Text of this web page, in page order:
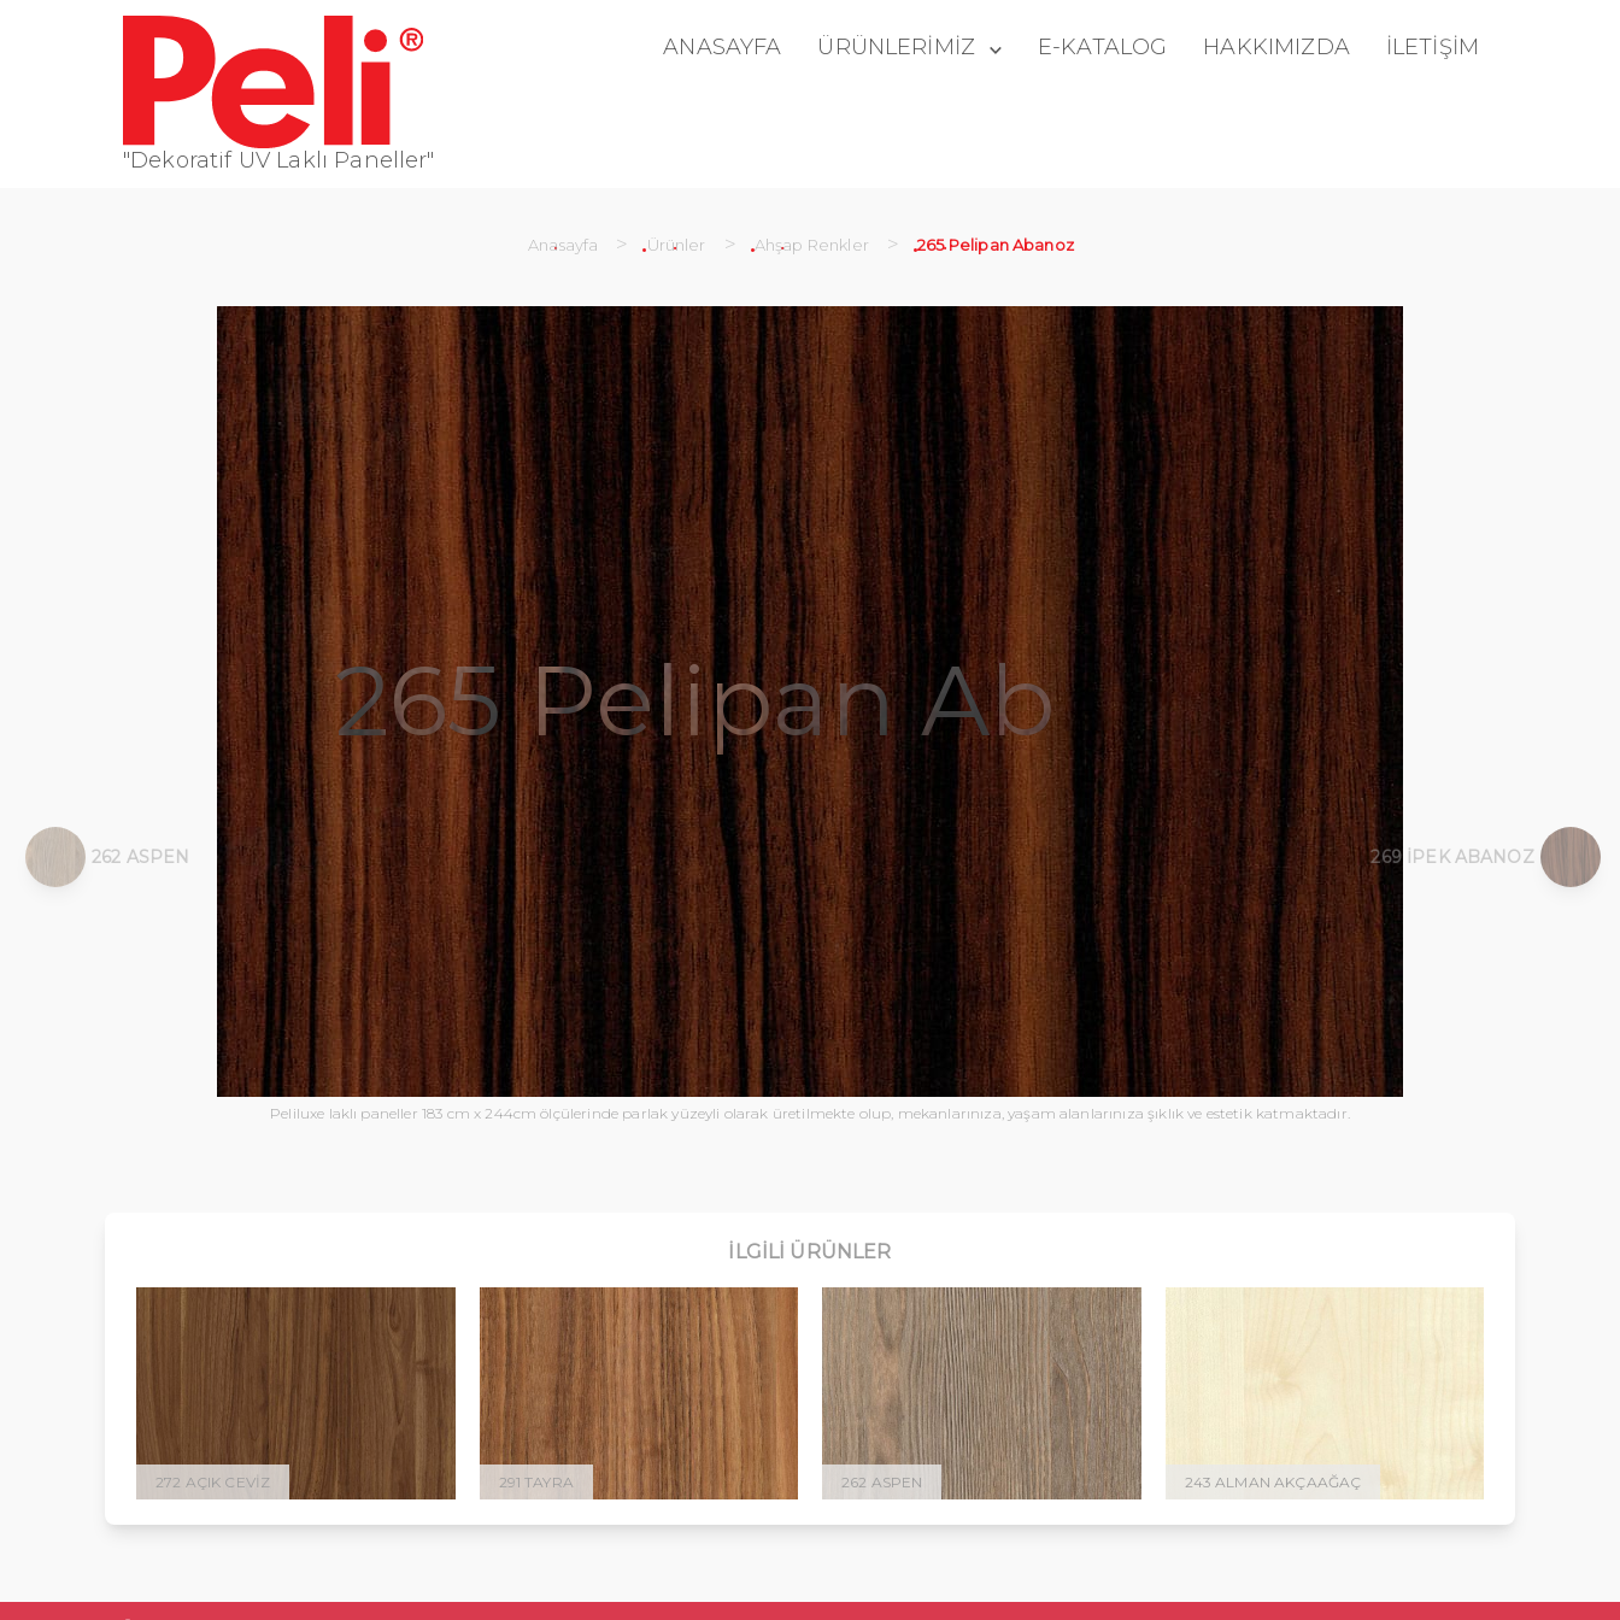
"Dekoratif UV Laklı Paneller"
ANASAYFA ÜRÜNLERİMİZ E-KATALOG HAKKIMIZDA İLETİŞİM
Anasayfa > Ürünler > Ahşap Renkler > 265 Pelipan Abanoz
265 Pelipan Abanoz
Peliluxe laklı paneller 183 cm x 244cm ölçülerinde parlak yüzeyli olarak üretilmekte olup, mekanlarınıza, yaşam alanlarınıza şıklık ve estetik katmaktadır.
İLGILI ÜRÜNLER
272 AÇIK CEVIZ 291 TAYRA 262 ASPEN 243 ALMAN AKÇAAĞAÇ
262 ASPEN 269 İPEK ABANOZ